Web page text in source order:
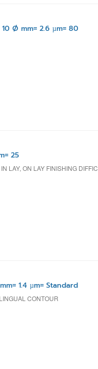
10 Ø mm= 2.6 µm= 80
25
LAY, ON LAY FINISHING
1.4 µm= Standard
CONTOUR